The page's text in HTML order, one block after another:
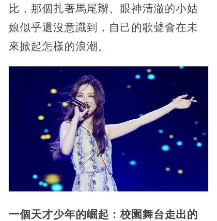
比，那個扎著馬尾辮、眼神清澈的小姑
娘似乎還沒意識到，自己的歌聲會在未
來掀起怎樣的浪潮。
一個天才少年的崛起：校園舞台走出的